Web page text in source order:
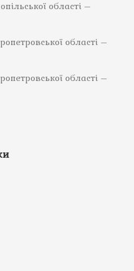
області –
області –
області –